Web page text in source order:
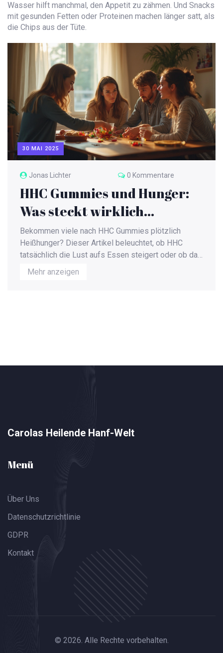
Wasser hilft manchmal, den Appetit zu zähmen. Und Snacks
mit gesunden Fetten oder Proteinen machen länger satt, als
die Chips aus der Tüte.
30 MAI 2025
Jonas Lichter 0 Kommentare
HHC Gummies und Hunger:
Was steckt wirklich
dahinter?
Bekommen viele nach HHC Gummies plötzlich
Heißhunger? Dieser Artikel beleuchtet, ob HHC
tatsächlich die Lust aufs Essen steigert oder ob das
nur ein Mythos ist. Es gibt Fakten zum
Wirkmechanismus, praktische Tipps gegen
Mehr anzeigen
Carolas Heilende Hanf-Welt
Menü
Über Uns
Datenschutzrichtlinie
GDPR
Kontakt
© 2026. Alle Rechte vorbehalten.